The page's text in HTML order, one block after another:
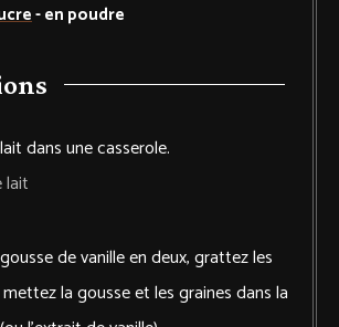
-en poudre
dans une casserole.
lait
de vanille en deux, grattez les
la gousse et les graines dans la